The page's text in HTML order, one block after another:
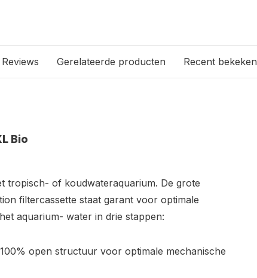
Reviews Gerelateerde producten Recent bekeken
Bio
tropisch- of koudwateraquarium. De grote
filtercassette staat garant voor optimale
aquarium- water in drie stappen:
open structuur voor optimale mechanische